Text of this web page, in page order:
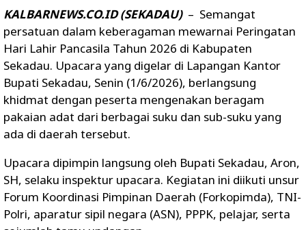
KALBARNEWS.CO.ID (SEKADAU) – Semangat
persatuan dalam keberagaman mewarnai Peringatan
Hari Lahir Pancasila Tahun 2026 di Kabupaten
Sekadau. Upacara yang digelar di Lapangan Kantor
Bupati Sekadau, Senin (1/6/2026), berlangsung
khidmat dengan peserta mengenakan beragam
pakaian adat dari berbagai suku dan sub-suku yang
ada di daerah tersebut.
Upacara dipimpin langsung oleh Bupati Sekadau, Aron,
SH, selaku inspektur upacara. Kegiatan ini diikuti unsur
Forum Koordinasi Pimpinan Daerah (Forkopimda), TNI-
Polri, aparatur sipil negara (ASN), PPPK, pelajar, serta